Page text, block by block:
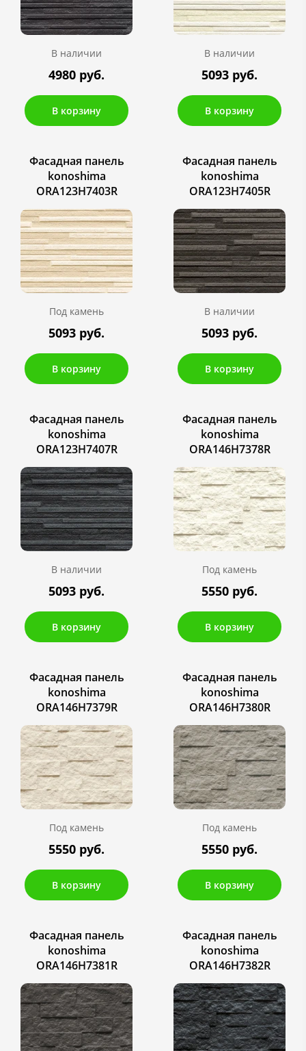
В наличии
4980 руб.
В корзину
В наличии
5093 руб.
В корзину
Фасадная панель
konoshima
ORA123H7403R
Под камень
5093 руб.
В корзину
Фасадная панель
konoshima
ORA123H7405R
В наличии
5093 руб.
В корзину
Фасадная панель
konoshima
ORA123H7407R
В наличии
5093 руб.
В корзину
Фасадная панель
konoshima
ORA146H7378R
Под камень
5550 руб.
В корзину
Фасадная панель
konoshima
ORA146H7379R
Под камень
5550 руб.
В корзину
Фасадная панель
konoshima
ORA146H7380R
Под камень
5550 руб.
В корзину
Фасадная панель
konoshima
ORA146H7381R
Фасадная панель
konoshima
ORA146H7382R